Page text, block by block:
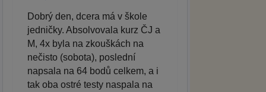
Dobrý den, dcera má v škole
jedničky. Absolvovala kurz ČJ a
M, 4x byla na zkouškách na
nečisto (sobota), poslední
napsala na 64 bodů celkem, a i
tak oba ostré testy naspala na